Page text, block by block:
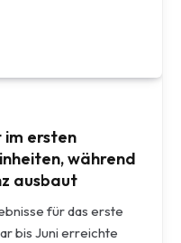
ersten
während
ausbaut
für das erste
bis Juni erreichte